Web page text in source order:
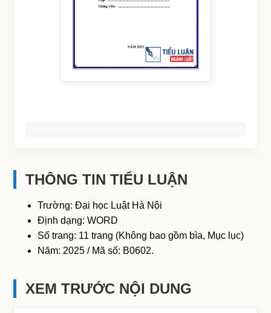
THÔNG TIN TIỂU LUẬN
Trường: Đại học Luật Hà Nội
Định dạng: WORD
Số trang: 11 trang (Không bao gồm bìa, Mục lục)
Năm: 2025 / Mã số: B0602.
XEM TRƯỚC NỘI DUNG